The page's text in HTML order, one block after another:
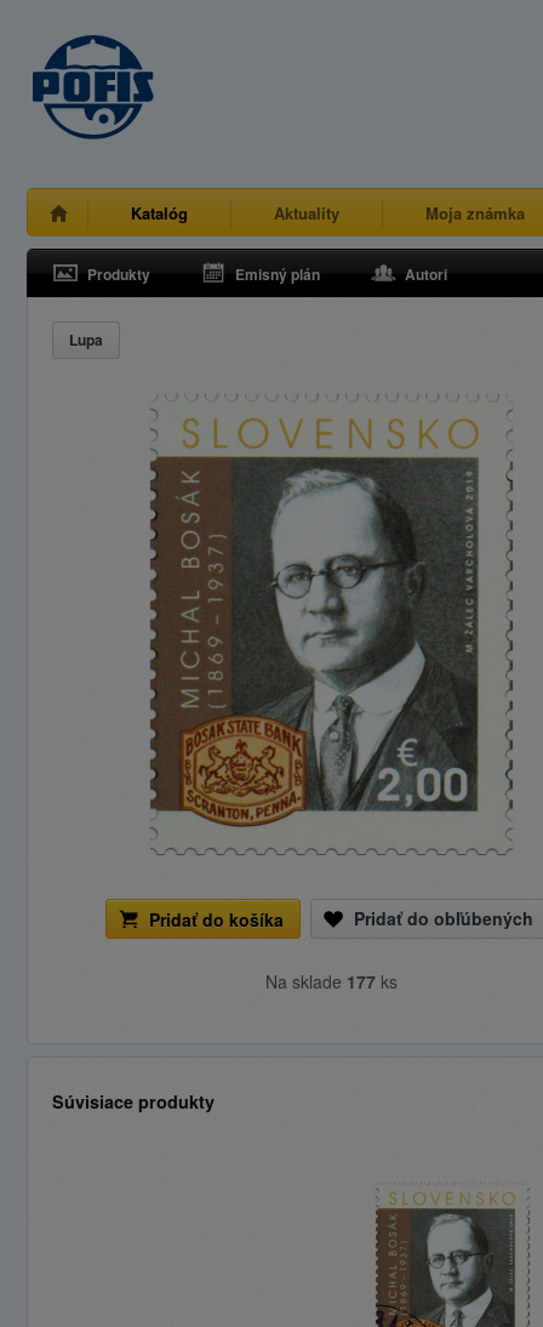
Katalóg Aktuality Moja známka
Produkty Emisný plán Autori
Lupa
Pridať do košíka Pridať do obľúbených
Na sklade 177ks
Súvisiace produkty